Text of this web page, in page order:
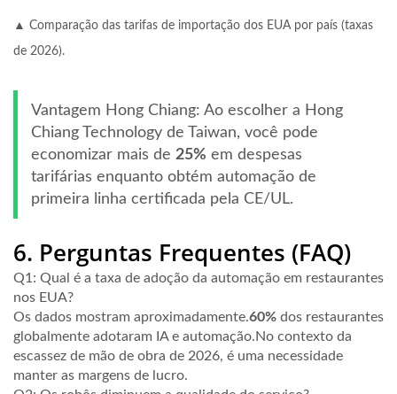
▲ Comparação das tarifas de importação dos EUA por país (taxas
de 2026).
Vantagem Hong Chiang: Ao escolher a Hong
Chiang Technology de Taiwan, você pode
economizar mais de 25% em despesas
tarifárias enquanto obtém automação de
primeira linha certificada pela CE/UL.
6. Perguntas Frequentes (FAQ)
Q1: Qual é a taxa de adoção da automação em restaurantes
nos EUA?
Os dados mostram aproximadamente.60% dos restaurantes
globalmente adotaram IA e automação.No contexto da
escassez de mão de obra de 2026, é uma necessidade
manter as margens de lucro.